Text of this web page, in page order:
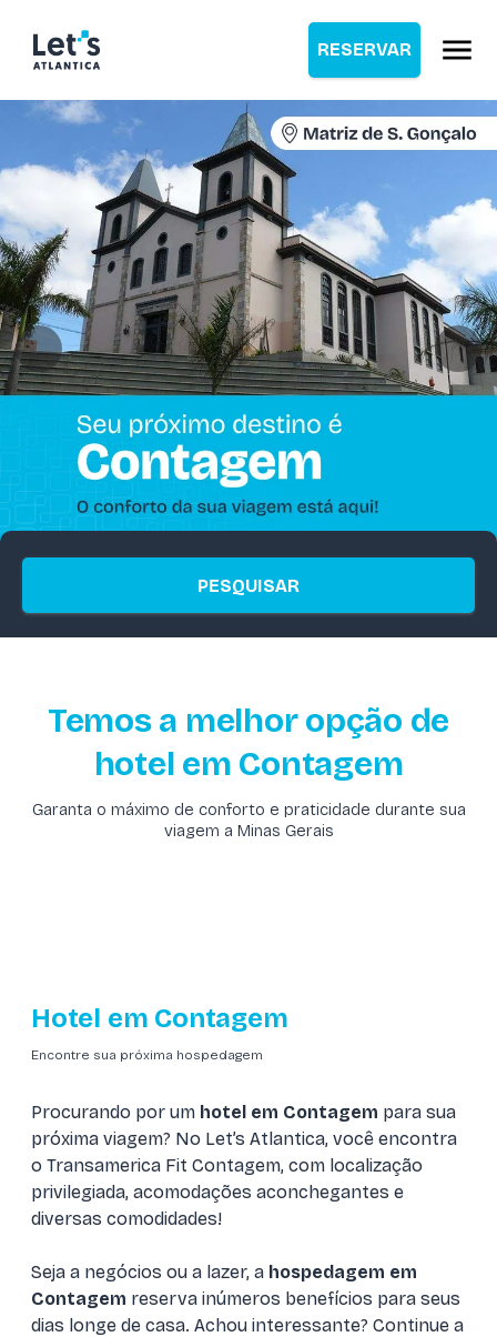
RESERVAR
PESQUISAR
Temos a melhor opção de
hotel em Contagem
Garanta o máximo de conforto e praticidade durante sua
viagem a Minas Gerais
Hotel em Contagem
Encontre sua próxima hospedagem
Procurando por um hotel em Contagem para sua
próxima viagem? No Let’s Atlantica, você encontra
o Transamerica Fit Contagem, com localização
privilegiada, acomodações aconchegantes e
diversas comodidades!
Seja a negócios ou a lazer, a hospedagem em
Contagem reserva inúmeros benefícios para seus
dias longe de casa. Achou interessante? Continue a